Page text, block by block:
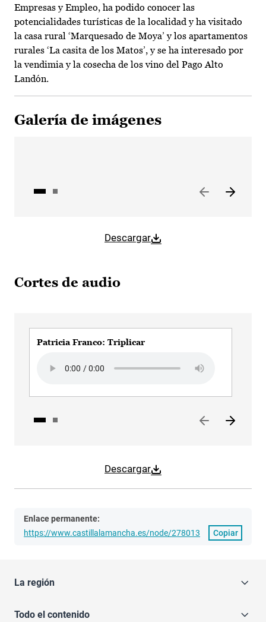
Empresas y Empleo, ha podido conocer las
potencialidades turísticas de la localidad y ha visitado
la casa rural ‘Marquesado de Moya’ y los apartamentos
rurales ‘La casita de los Matos’, y se ha interesado por
la vendimia y la cosecha de los vino del Pago Alto
Landón.
Galería de imágenes
Descargar
Cortes de audio
Descargar
Patricia Franco: Triplicar
Enlace permanente:
https://www.castillalamancha.es/node/278013
Copiar
La región
Todo el contenido